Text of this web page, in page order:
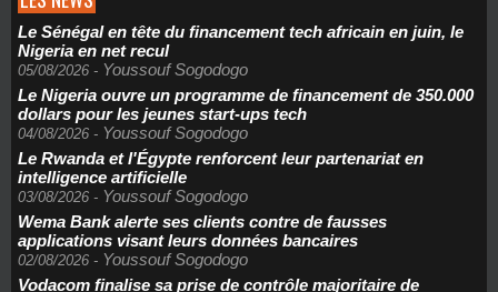
Le Sénégal en tête du financement tech africain en juin, le
Nigeria en net recul
05/08/2026 - Youssouf Sogodogo
Le Nigeria ouvre un programme de financement de 350.000
dollars pour les jeunes start-ups tech
04/08/2026 - Youssouf Sogodogo
Le Rwanda et l'Égypte renforcent leur partenariat en
intelligence artificielle
03/08/2026 - Youssouf Sogodogo
Wema Bank alerte ses clients contre de fausses
applications visant leurs données bancaires
02/08/2026 - Youssouf Sogodogo
Vodacom finalise sa prise de contrôle majoritaire de